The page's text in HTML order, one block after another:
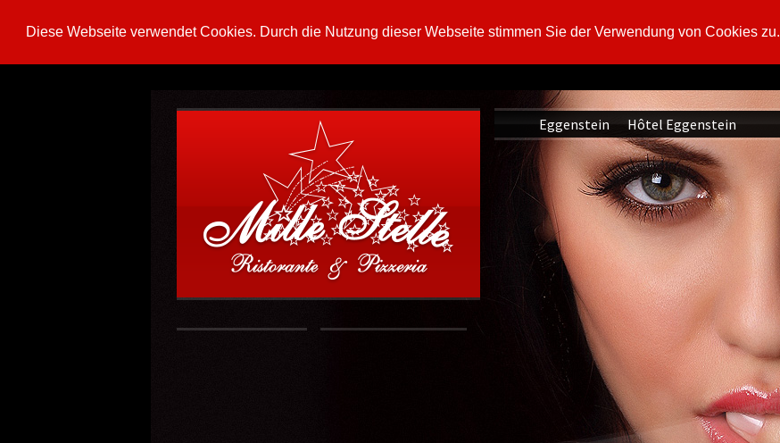
Diese Webseite verwendet Cookies. Durch die Nutzung dieser Webseite stimmen Sie der Verwendung von Cookies zu.
Eggenstein Hôtel Eggenstein